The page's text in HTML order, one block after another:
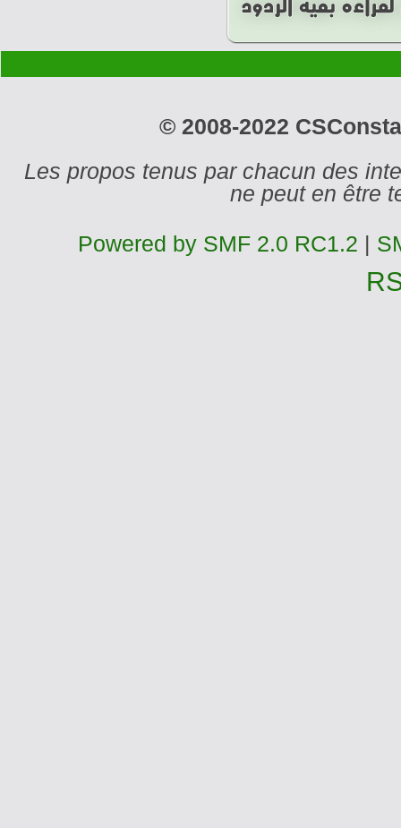
© 2008-2022
Les propos tenus par chacun des
ne peut en être
Powered by SMF 2.0 RC1.2 |